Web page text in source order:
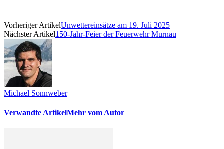
Vorheriger ArtikelUnwettereinsätze am 19. Juli 2025
Nächster Artikel150-Jahr-Feier der Feuerwehr Murnau
Michael Sonnweber
Verwandte ArtikelMehr vom Autor